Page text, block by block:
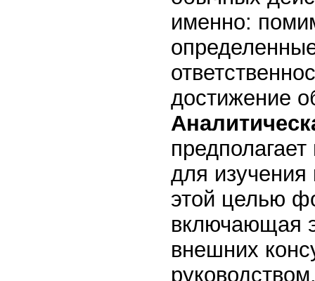
именно:
достижение
для
этой целью
включающая
внешних